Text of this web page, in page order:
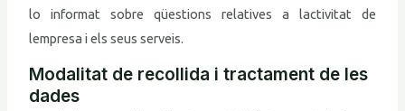
lo informat sobre qüestions relatives a lactivitat de
lempresa i els seus serveis.
Modalitat de recollida i tractament de les
dades